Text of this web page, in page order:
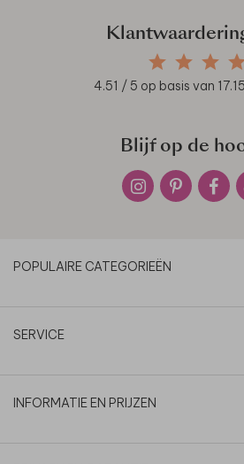
4.51 / 5 op basis van
Blijf op de
POPULAIRE CATEGORIEËN
SERVICE
INFORMATIE EN PRIJZEN